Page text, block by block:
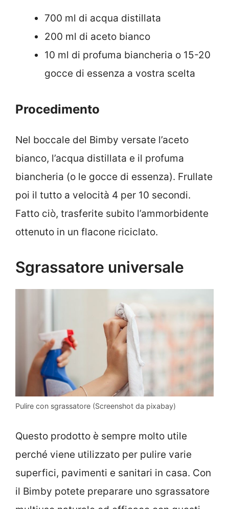
700 ml di acqua distillata
200 ml di aceto bianco
10 ml di profuma biancheria o 15-20
gocce di essenza a vostra scelta
Procedimento
Nel boccale del Bimby versate l’aceto
bianco, l’acqua distillata e il profuma
biancheria (o le gocce di essenza). Frullate
poi il tutto a velocità 4 per 10 secondi.
Fatto ciò, trasferite subito l’ammorbidente
ottenuto in un flacone riciclato.
Sgrassatore universale
Pulire con sgrassatore (Screenshot da pixabay)
Questo prodotto è sempre molto utile
perché viene utilizzato per pulire varie
superfici, pavimenti e sanitari in casa. Con
il Bimby potete preparare uno sgrassatore